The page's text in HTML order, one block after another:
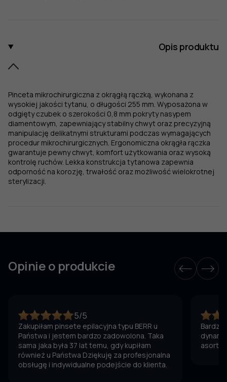
Opis produktu
Pinceta mikrochirurgiczna z okrągłą rączką, wykonana z
wysokiej jakości tytanu, o długości 255 mm. Wyposażona w
odgięty czubek o szerokości 0,8 mm pokryty nasypem
diamentowym, zapewniający stabilny chwyt oraz precyzyjną
manipulację delikatnymi strukturami podczas wymagających
procedur mikrochirurgicznych. Ergonomiczna okrągła rączka
gwarantuje pewny chwyt, komfort użytkowania oraz wysoką
kontrolę ruchów. Lekka konstrukcja tytanowa zapewnia
odporność na korozję, trwałość oraz możliwość wielokrotnej
sterylizacji.
Opinie o produkcie
5/5
Zakupiłam pinsete epilacyjna typu BERR u
Państwa i jestem bardzo zadowolona. Taka
sama jaka była 37 lat temu, gdy kupiłam
również u Państwa Dziękuję za profesjonalna
obsługę i indywidualne podejście do klienta.
Bardzo